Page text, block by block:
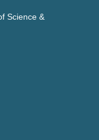
Science &